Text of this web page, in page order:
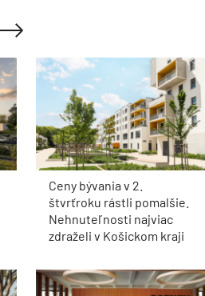
Ceny bývania v 2.
štvrťroku rástli pomalšie.
Nehnuteľnosti najviac
zdraželi v Košickom kraji